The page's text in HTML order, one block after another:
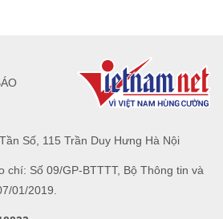
Số, 115 Trần Duy Hưng Hà Nội
chí: Số 09/GP-BTTTT, Bộ Thông tin và
01/2019.